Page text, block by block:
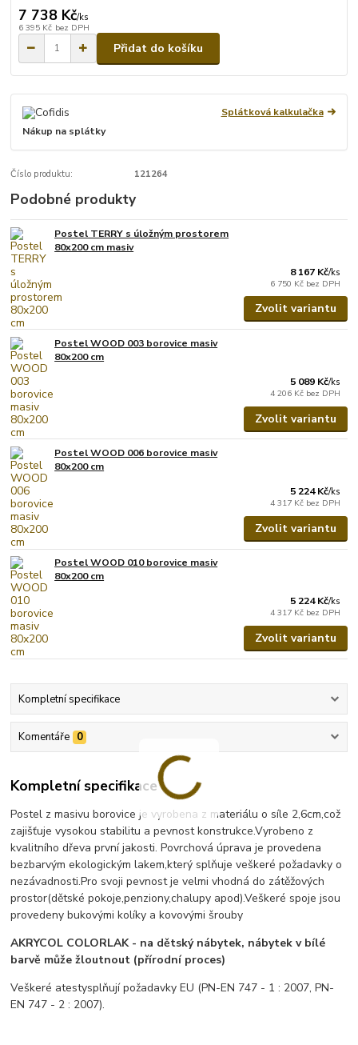
7 738 Kč/ks
6 395 Kč bez DPH
Přidat do košíku
Splátková kalkulačka
Nákup na splátky
Číslo produktu: 121264
Podobné produkty
Postel TERRY s úložným prostorem
80x200 cm masiv
8 167 Kč/ks
6 750 Kč bez DPH
Zvolit variantu
Postel WOOD 003 borovice masiv
80x200 cm
5 089 Kč/ks
4 206 Kč bez DPH
Zvolit variantu
Postel WOOD 006 borovice masiv
80x200 cm
5 224 Kč/ks
4 317 Kč bez DPH
Zvolit variantu
Postel WOOD 010 borovice masiv
80x200 cm
5 224 Kč/ks
4 317 Kč bez DPH
Zvolit variantu
Kompletní specifikace
Komentáře 0
Kompletní specifikace
Postel z masivu borovice je vyrobena z materiálu o síle 2,6cm,což
zajišťuje vysokou stabilitu a pevnost konstrukce.Vyrobeno z
kvalitního dřeva první jakosti. Povrchová úprava je provedena
bezbarvým ekologickým lakem,který splňuje veškeré požadavky o
nezávadnosti.Pro svoji pevnost je velmi vhodná do zátěžových
prostor(dětské pokoje,penziony,chalupy apod).Veškeré spoje jsou
provedeny bukovými kolíky a kovovými šrouby
AKRYCOL COLORLAK - na dětský nábytek, nábytek v bílé
barvě může žloutnout (přírodní proces)
Veškeré atestysplňují požadavky EU (PN-EN 747 - 1 : 2007, PN-
EN 747 - 2 : 2007).